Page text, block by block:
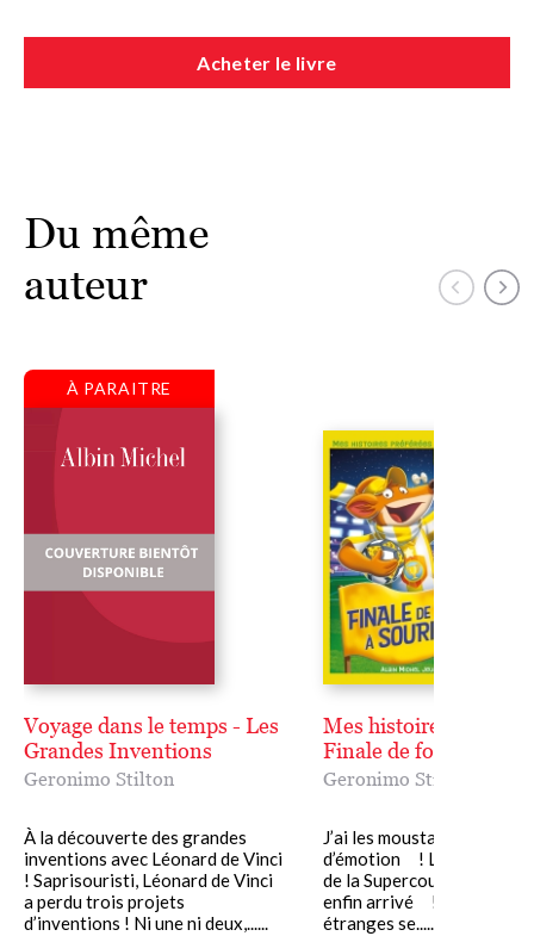
Acheter le livre
Du même
auteur
À PARAITRE
Voyage dans le temps - Les
Grandes Inventions
Geronimo Stilton
À la découverte des grandes
inventions avec Léonard de Vinci
! Saprisouristi, Léonard de Vinci
a perdu trois projets
d’inventions ! Ni une ni deux,......
Mes histoires
Finale de foot à
Geronimo Stilton
J’ai les moustaches qui
d’émotion ! Le jour de la
de la Supercoupe des
enfin arrivé ! Hélas, des
étranges se......